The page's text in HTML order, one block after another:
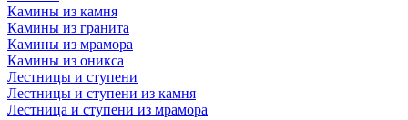
Камины из камня
Камины из гранита
Камины из мрамора
Камины из оникса
Лестницы и ступени
Лестницы и ступени из камня
Лестница и ступени из мрамора